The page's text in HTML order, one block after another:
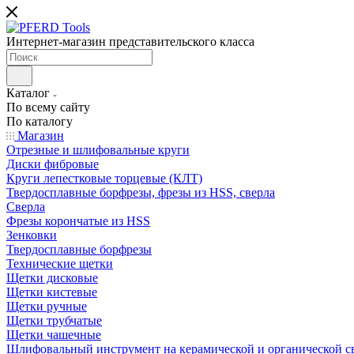
Интернет-магазин представительского класса
Каталог
По всему сайту
По каталогу
Магазин
Отрезные и шлифовальные круги
Диски фибровые
Круги лепестковые торцевые (КЛТ)
Твердосплавные борфрезы, фрезы из HSS, сверла
Сверла
Фрезы корончатые из HSS
Зенковки
Твердосплавные борфрезы
Технические щетки
Щетки дисковые
Щетки кистевые
Щетки ручные
Щетки трубчатые
Щетки чашечные
Шлифовальный инструмент на керамической и органической